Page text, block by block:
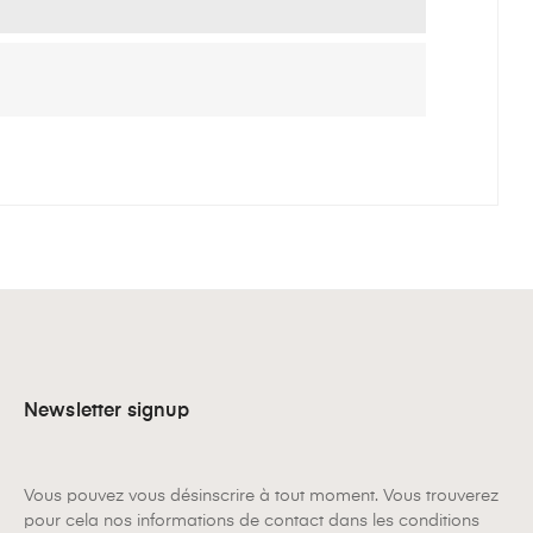
Newsletter signup
Vous pouvez vous désinscrire à tout moment. Vous trouverez
pour cela nos informations de contact dans les conditions